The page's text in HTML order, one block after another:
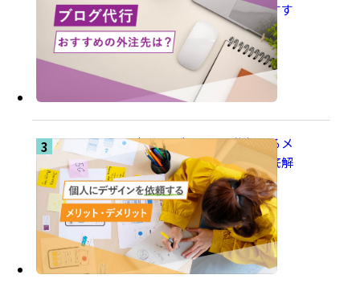
くてクオリティの高いおすす
めの外注先とは
個人にデザインを依頼するメ
リット・デメリットを徹底解
説